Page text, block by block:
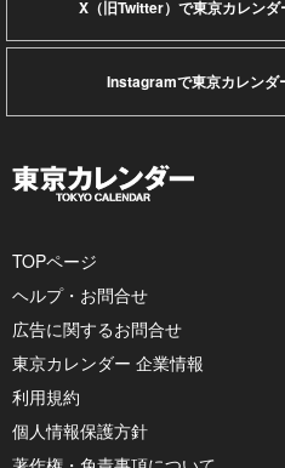
X（旧Twitter）で東京カレンダ
Instagramで東京カレンダ
TOPページ
ヘルプ・お問合せ
広告に関するお問合せ
東京カレンダー 企業情報
利用規約
個人情報保護方針